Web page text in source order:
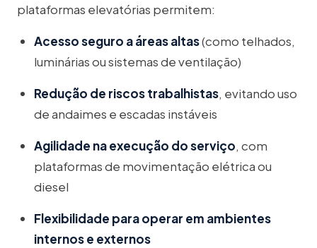
plataformas elevatórias permitem:
Acesso seguro a áreas altas(como telhados,
luminárias ou sistemas de ventilação)
Redução de riscos trabalhistas, evitando uso
de andaimes e escadas instáveis
Agilidade na execução do serviço, com
plataformas de movimentação elétrica ou
diesel
Flexibilidade para operar em ambientes
internos e externos